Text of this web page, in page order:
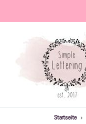
zum
Startseite ›